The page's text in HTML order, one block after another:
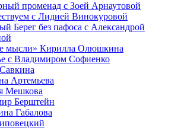
променад с Зоей Арнаутовой
с Лидией Винокуровой
Берег без пафоса с Александрой
мысли» Кирилла Олюшкина
с Владимиром Софиенко
Артемьева
Мешкова
Берштейн
Габалова